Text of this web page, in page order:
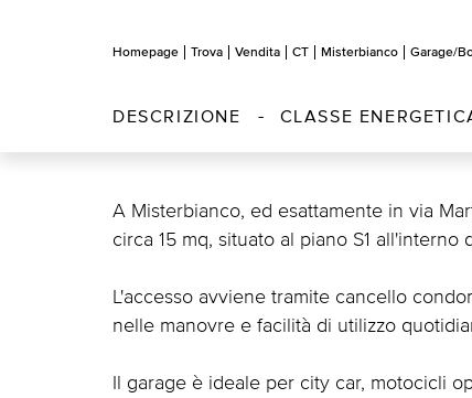
Homepage Trova Vendita CT Misterbianco Garage/
DESCRIZIONE CLASSE
A Misterbianco, ed esattamente in via
circa 15 mq, situato al piano S1
L'accesso avviene tramite cancello
nelle manovre e facilità di utilizzo
Il garage è ideale per city car, motocicli